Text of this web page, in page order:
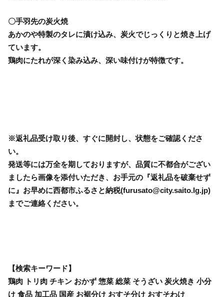
〇手羽先の炭火焼
あかのや特製のタレに漬け込み、炭火でじっくりと焼き上げ
ています。
鶏肉にたれが深く染み込み、深い味付けが特徴です。
※返礼品受け取り後、すぐに開封し、状態をご確認くださ
い。
発送等には万全を期しておりますが、品質に不都合がござい
ましたら画像を添付いただき、お手元の『返礼品を破棄せず
に』お早めに西都市ふるさと納税(furusato@city.saito.lg.jp)
までご連絡ください。
【検索キーワード】
鶏肉 トリ肉 チキン おかず 惣菜 総菜 そうざい 炭火焼き 小分
け 食品 加工品 国産 お裾分け おすそ分け おすそわけ